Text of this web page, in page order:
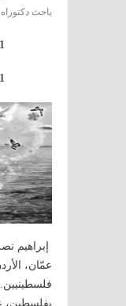
باحث
1
1
إبراهيم